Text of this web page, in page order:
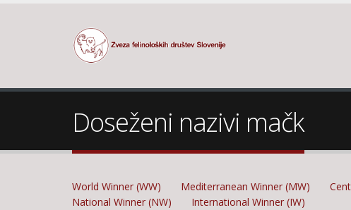
Doseženi nazivi mačk
World Winner (WW) Mediterranean Winner (MW)
National Winner (NW)
International Winner (IW)